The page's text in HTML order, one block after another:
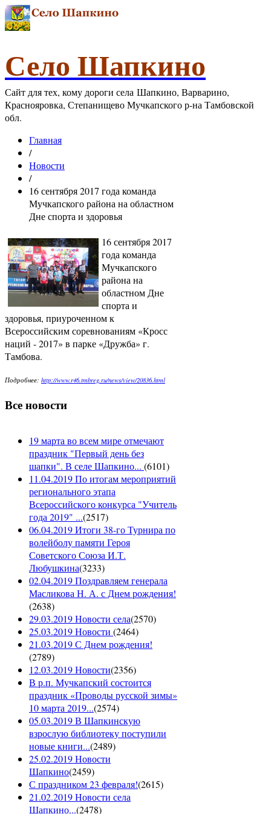
Село Шапкино
Сайт для тех, кому дороги села Шапкино, Варварино,
Краснояровка, Степанищево Мучкапского р-на Тамбовской
обл.
Главная
/
Новости
/
16 сентября 2017 года команда
Мучкапского района на областном
Дне спорта и здоровья
16 сентября 2017
года команда
Мучкапского
района на
областном Дне
спорта и
здоровья, приуроченном к
Всероссийским соревнованиям «Кросс
наций - 2017» в парке «Дружба» г.
Тамбова.
Подробнее: http://www.r46.tmbreg.ru/news/view/20836.html
Все новости
19 марта во всем мире отмечают
праздник "Первый день без
шапки". В селе Шапкино... (6101)
11.04.2019 По итогам мероприятий
регионального этапа
Всероссийского конкурса "Учитель
года 2019" ...(2517)
06.04.2019 Итоги 38-го Турнира по
волейболу памяти Героя
Советского Союза И.Т.
Любушкина(3233)
02.04.2019 Поздравляем генерала
Масликова Н. А. с Днем рождения!
(2638)
29.03.2019 Новости села(2570)
25.03.2019 Новости (2464)
21.03.2019 С Днем рождения!
(2789)
12.03.2019 Новости(2356)
В р.п. Мучкапский состоится
праздник «Проводы русской зимы»
10 марта 2019...(2574)
05.03.2019 В Шапкинскую
взрослую библиотеку поступили
новые книги...(2489)
25.02.2019 Новости
Шапкино(2459)
С праздником 23 февраля!(2615)
21.02.2019 Новости села
Шапкино...(2478)